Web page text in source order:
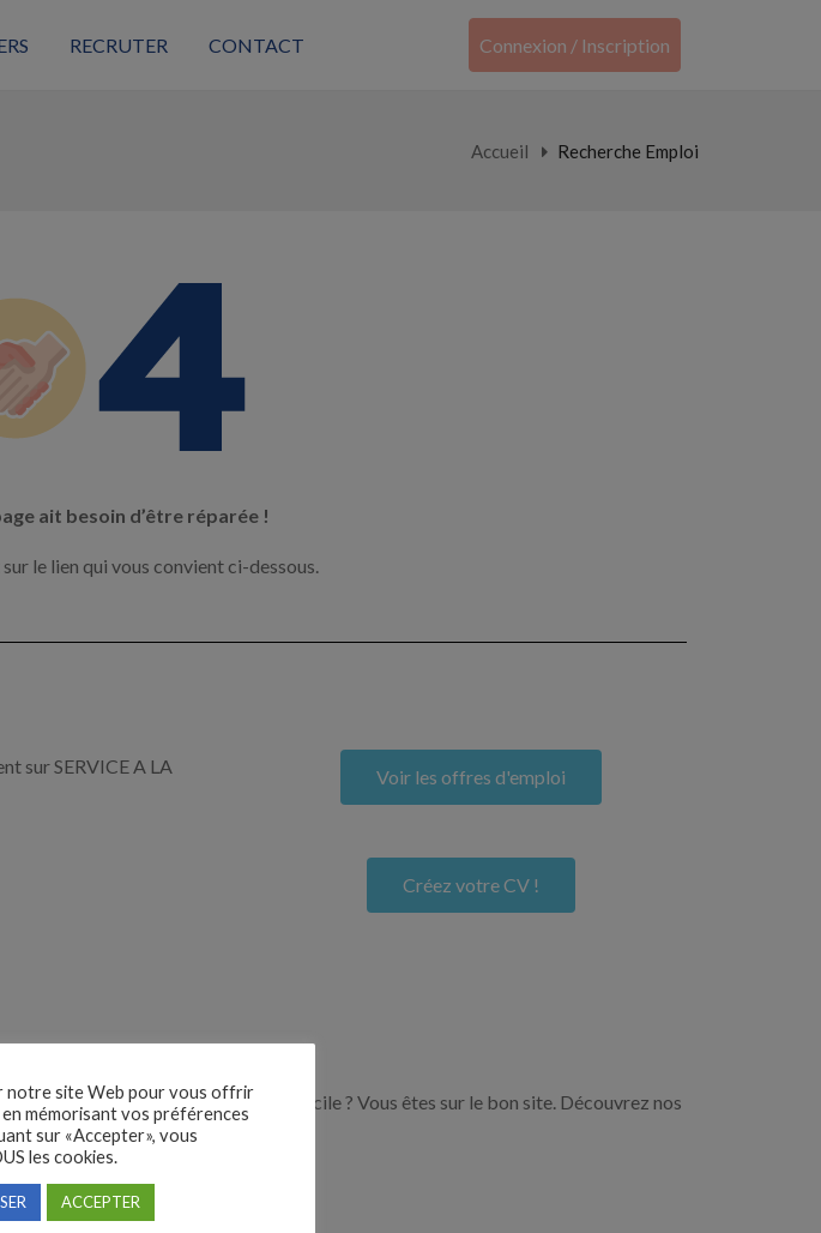
RECRUTER CONTACT Connexion / Inscription
Accueil Recherche Emploi
ait besoin d’être réparée !
le lien qui vous convient ci-dessous.
sur SERVICE A LA
Voir les offres d'emploi
Créez votre CV !
auxiliaire de vie ou un aide à domicile ? Vous êtes sur le bon site. Découvrez nos
entreprises
notre site Web pour vous offrir
mémorisant vos préférences
sur «Accepter», vous
les cookies.
ACCEPTER